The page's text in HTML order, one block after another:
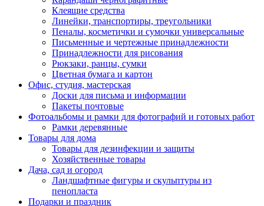
Клеящие средства
Линейки, транспортиры, треугольники
Пеналы, косметички и сумочки универсальные
Письменные и чертежные принадлежности
Принадлежности для рисования
Рюкзаки, ранцы, сумки
Цветная бумага и картон
Офис, студия, мастерская
Доски для письма и информации
Пакеты почтовые
Фотоальбомы и рамки для фотографий и готовых работ
Рамки деревянные
Товары для дома
Товары для дезинфекции и защиты
Хозяйственные товары
Дача, сад и огород
Ландшафтные фигуры и скульптуры из
пенопласта
Подарки и праздник